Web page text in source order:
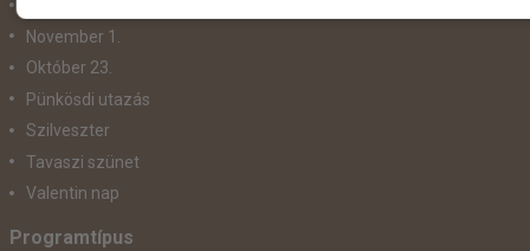
November 1.
Október 23.
Pünkösdi utazás
Szilveszter
Tavaszi szünet
Valentin nap
Programtípus